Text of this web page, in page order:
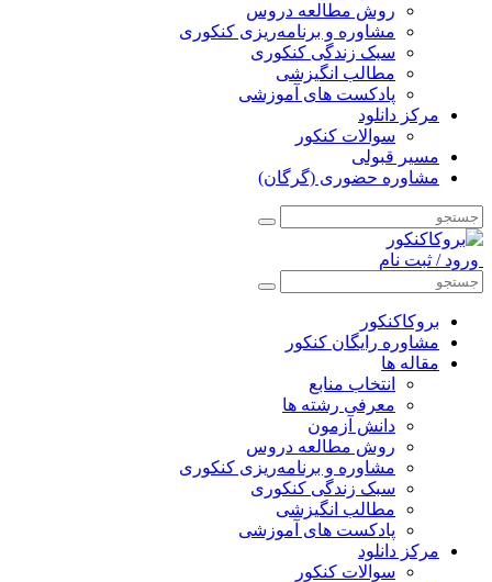
روش مطالعه دروس
مشاوره و برنامه‌ریزی کنکوری
سبک زندگی کنکوری
مطالب انگیزشی
پادکست های آموزشی
مرکز دانلود
سوالات کنکور
مسیر قبولی
مشاوره حضوری (گرگان)
ورود / ثبت نام
بروکاکنکور
مشاوره رایگان کنکور
مقاله ها
انتخاب منابع
معرفی رشته ها
دانش آزمون
روش مطالعه دروس
مشاوره و برنامه‌ریزی کنکوری
سبک زندگی کنکوری
مطالب انگیزشی
پادکست های آموزشی
مرکز دانلود
سوالات کنکور